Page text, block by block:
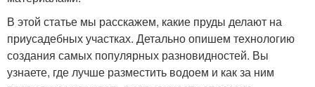
В этой статье мы расскажем, какие пруды делают на
приусадебных участках. Детально опишем технологию
создания самых популярных разновидностей. Вы
узнаете, где лучше разместить водоем и как за ним